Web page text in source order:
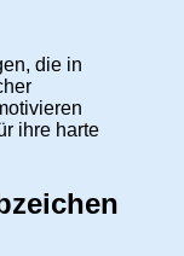
die in
ihre harte